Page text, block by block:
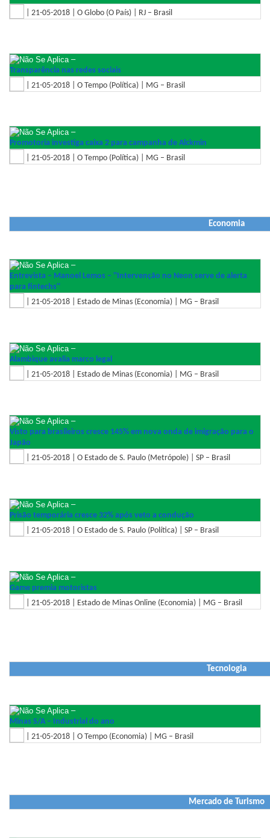
| 21-05-2018 | O Globo (O País) | RJ – Brasil
–
Transparência nas redes sociais
| 21-05-2018 | O Tempo (Política) | MG – Brasil
–
Promotoria investiga caixa 2 para campanha de Alckmin
| 21-05-2018 | O Tempo (Política) | MG – Brasil
Economia
–
Entrevista – Manoel Lemos – ''Intervenção no Neon serve de alerta
para fintechs''
| 21-05-2018 | Estado de Minas (Economia) | MG – Brasil
–
Alambique avalia marco legal
| 21-05-2018 | Estado de Minas (Economia) | MG – Brasil
–
Visto para brasileiros cresce 145% em nova onda de imigração para o
Japão
| 21-05-2018 | O Estado de S. Paulo (Metrópole) | SP – Brasil
–
Prisão temporária cresce 32% após veto a condução
| 21-05-2018 | O Estado de S. Paulo (Política) | SP – Brasil
–
Game premia motoristas
| 21-05-2018 | Estado de Minas Online (Economia) | MG – Brasil
Tecnologia
–
Minas S/A – Industrial do ano
| 21-05-2018 | O Tempo (Economia) | MG – Brasil
Mercado de Turismo